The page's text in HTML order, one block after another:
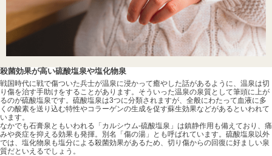
殺菌効果が高い硫酸塩泉や塩化物泉
戦国時代に戦で傷ついた兵士が温泉に浸かって癒やした話があるように、温泉は切
り傷を治す手助けをすることがあります。そういった温泉の泉質として筆頭に上が
るのが硫酸塩泉です。硫酸塩泉は3つに分類されますが、全般にわたって血液に多
くの酸素を送り込む特性やコラーゲンの生成を促す蘇生効果などがあるといわれて
います。
なかでも石膏泉ともいわれる「カルシウム-硫酸塩泉」は鎮静作用も備えており、痛
みや炎症を抑える効果も発揮。別名「傷の湯」とも呼ばれています。硫酸塩泉以外
では、塩化物泉も塩分による殺菌効果があるため、切り傷からの回復に好ましい泉
質だといえるでしょう。